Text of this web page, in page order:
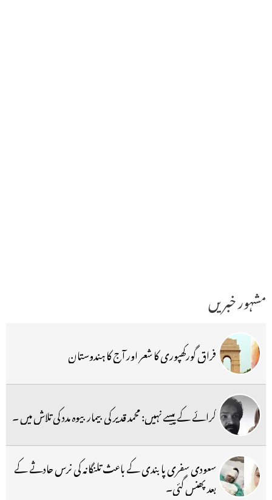
مشہور خبریں
فراق گورکھپوری کا شعر اور آج کا ہندوستان
کرائے کے پیسے نہیں: محمد قدیر کی بیمار بیوہ مدد کی تلاش میں ۔
سعودی سفری پابندی کے باعث تلنگانہ کی نرس حادثے کے
بعد پھنس گئی۔